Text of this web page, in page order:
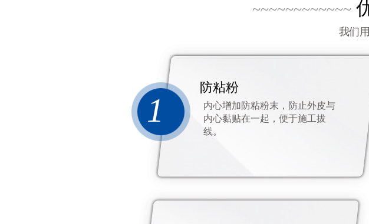
~~~~~~~~~~~~
我们
1
防粘粉
内心增加防粘粉末，防止外皮与
内心黏贴在一起，便于施工拔
线。